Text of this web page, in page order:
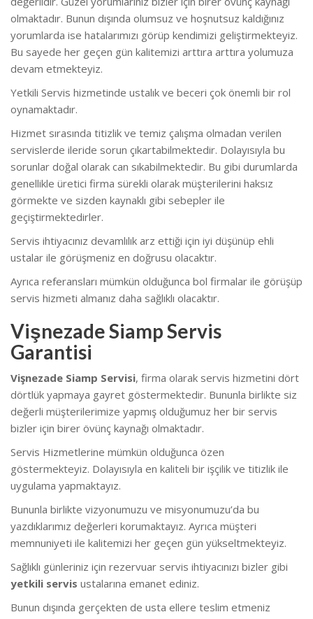
olmaktadır. Bunun dışında olumsuz ve hoşnutsuz kaldığınız
yorumlarda ise hatalarımızı görüp kendimizi geliştirmekteyiz.
Bu sayede her geçen gün kalitemizi arttıra arttıra yolumuza
devam etmekteyiz.
Yetkili Servis hizmetinde ustalık ve beceri çok önemli bir rol
oynamaktadır.
Hizmet sırasında titizlik ve temiz çalışma olmadan verilen
servislerde ileride sorun çıkartabilmektedir. Dolayısıyla bu
sorunlar doğal olarak can sıkabilmektedir. Bu gibi durumlarda
genellikle üretici firma sürekli olarak müşterilerini haksız
görmekte ve sizden kaynaklı gibi sebepler ile
geçiştirmektedirler.
Servis ihtiyacınız devamlılık arz ettiği için iyi düşünüp ehli
ustalar ile görüşmeniz en doğrusu olacaktır.
Ayrıca referansları mümkün olduğunca bol firmalar ile görüşüp
servis hizmeti almanız daha sağlıklı olacaktır.
Vişnezade Siamp Servis
Garantisi
Vişnezade Siamp Servisi, firma olarak servis hizmetini dört
dörtlük yapmaya gayret göstermektedir. Bununla birlikte siz
değerli müşterilerimize yapmış olduğumuz her bir servis
bizler için birer övünç kaynağı olmaktadır.
Servis Hizmetlerine mümkün olduğunca özen
göstermekteyiz. Dolayısıyla en kaliteli bir işçilik ve titizlik ile
uygulama yapmaktayız.
Bununla birlikte vizyonumuzu ve misyonumuzu’da bu
yazdıklarımız değerleri korumaktayız. Ayrıca müşteri
memnuniyeti ile kalitemizi her geçen gün yükseltmekteyiz.
Sağlıklı günleriniz için rezervuar servis ihtiyacınızı bizler gibi
yetkili servis ustalarına emanet ediniz.
Bunun dışında gerçekten de usta ellere teslim etmeniz